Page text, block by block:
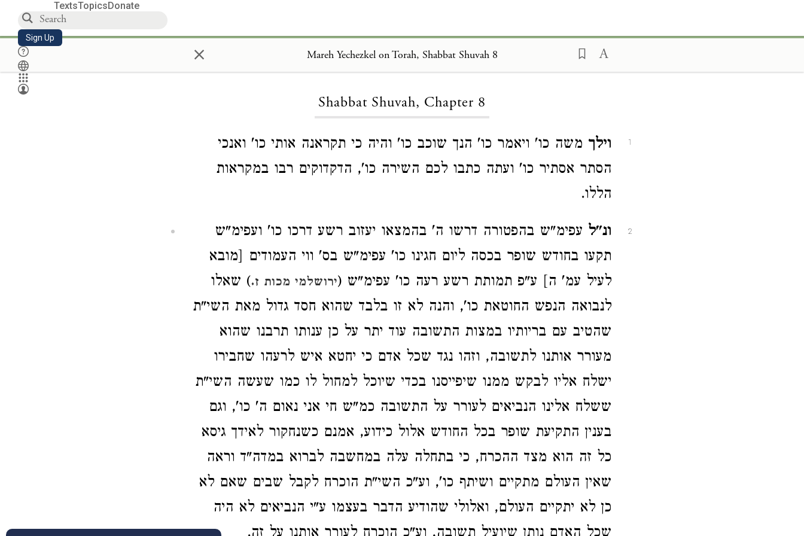
TextsTopicsDonate
Sign Up × Mareh Yechezkel on Torah, Shabbat Shuvah 8
Shabbat Shuvah, Chapter 8
1 וילך משה כו' ויאמר כו' הנך שוכב כו' והיה כי תקראנה אותי כו' ואנכי
הסתר אסתיר כו' ועתה כתבו לכם השירה כו', הדקדוקים רבו במקראות
הללו.
2 ונ"ל עפימ"ש בהפטורה דרשו ה' בהמצאו יעזוב רשע דרכו כו' ועפימ"ש
תקעו בחודש שופר בכסה ליום חגינו כו' עפימ"ש בס' ווי העמודים [מובא
לעיל עמ' ה] ע"פ תמותת רשע רעה כו' עפימ"ש (ירושלמי מכות ז.) שאלו
לנבואה הנפש החוטאת כו', והנה לא זו בלבד שהוא חסד גדול מאת השי"ת
שהטיב עם בריותיו במצות התשובה עוד יתר על כן ענותו תרבנו שהוא
מעורר אותנו לתשובה, וזהו נגד שכל אדם כי יחטא איש לרעהו שחבירו
ישלח אליו לבקש ממנו שיפייסנו בכדי שיוכל למחול לו כמו שעשה השי"ת
ששלח אלינו הנביאים לעורר על התשובה כמ"ש חי אני נאום ה' כו', וגם
בענין התקיעת שופר בכל החודש אלול כידוע, אמנם כשנחקור לאידך גיסא
כל זה הוא מצד ההכרח, כי בתחלה עלה במחשבה לברוא במדה"ד וראה
שאין העולם מתקיים ושיתף כו', וע"כ השי"ת הוכרח לקבל שבים שאם לא
כן לא יתקיים העולם, ואלולי שהודיע הדבר בעצמו ע"י הנביאים לא היה